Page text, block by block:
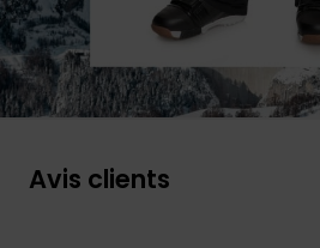
Avis clients